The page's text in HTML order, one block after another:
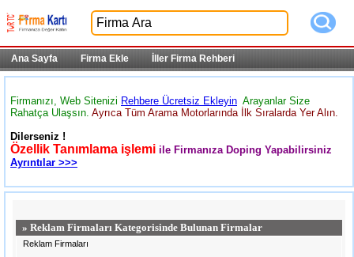
Ana Sayfa Firma Ekle İller Firma Rehberi
Firmanızı, Web Sitenizi Rehbere Ücretsiz Ekleyin Arayanlar Size
Rahatça Ulaşsın. Ayrıca Tüm Arama Motorlarında İlk Sıralarda Yer Alın.
Dilerseniz !
Özellik Tanımlama işlemi ile Firmanıza Doping Yapabilirsiniz
Ayrıntılar >>>
» Reklam Firmaları Kategorisinde Bulunan Firmalar
Reklam Firmaları